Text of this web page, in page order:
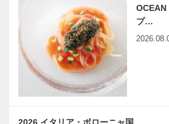
OCEAN
プ…
2026 イタリア・ボローニャ国